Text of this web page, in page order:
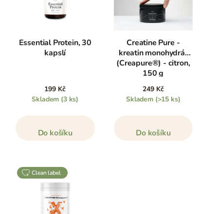
Essential Protein, 30
kapslí
199 Kč
Skladem (3 ks)
Do košíku
Creatine Pure -
kreatin monohydrát
(Creapure®) - citron,
150 g
249 Kč
Skladem (>15 ks)
Do košíku
clean label